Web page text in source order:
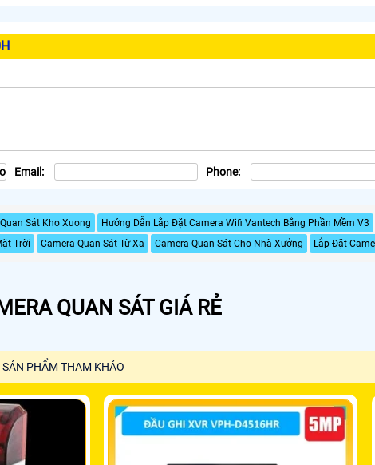
Email: Phone:
Sát Kho Xuong Hướng Dẫn Lắp Đặt Camera Wifi Vantech Bằng Phần Mềm V3
Trời Camera Quan Sát Từ Xa Camera Quan Sát Cho Nhà Xưởng Lắp Đặt
QUAN SÁT GIÁ RẺ
SẢN PHẨM THAM KHẢO